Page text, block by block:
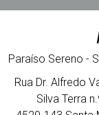
Paraíso Sereno -
Rua Dr. Alfredo
Silva Terra